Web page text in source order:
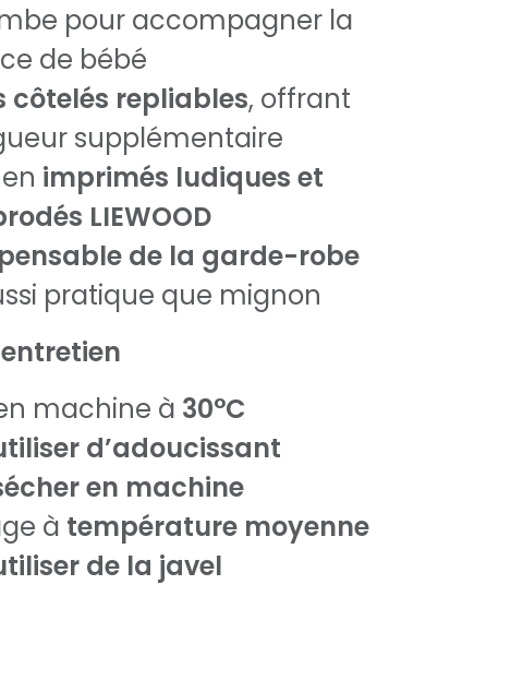
pour accompagner la
de bébé
côtelés repliables, offrant
supplémentaire
imprimés ludiques et
LIEWOOD
de la garde-robe
pratique que mignon
machine à 30°C
d’adoucissant
en machine
à température moyenne
de la javel